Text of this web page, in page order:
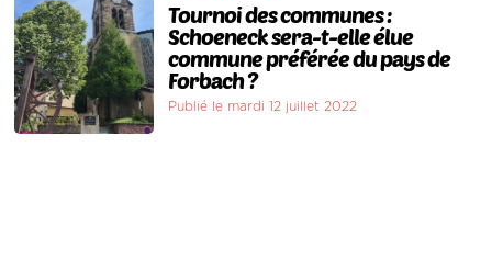
Tournoi des communes :
Schoeneck sera-t-elle élue
commune préférée du pays de
Forbach ?
Publié le mardi 12 juillet 2022